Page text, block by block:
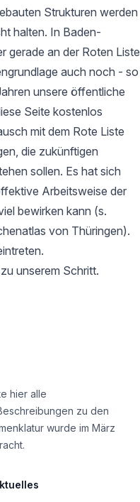
Strukturen werden
halten. In Baden-
gerade an der Roten Liste
auch noch - so
unsere öffentliche
Seite kostenlos
mit dem Rote Liste
die zukünftigen
sollen. Es hat sich
Arbeitsweise der
bewirken kann (s.
von Thüringen).
unserem Schritt.
hier alle
zu den
wurde im März